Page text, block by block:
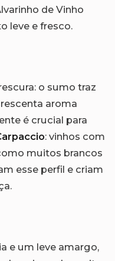
de Vinho
leve e fresco.
o sumo traz
aroma
é crucial para
: vinhos com
muitos brancos
esse perfil e criam
e um leve amargo,